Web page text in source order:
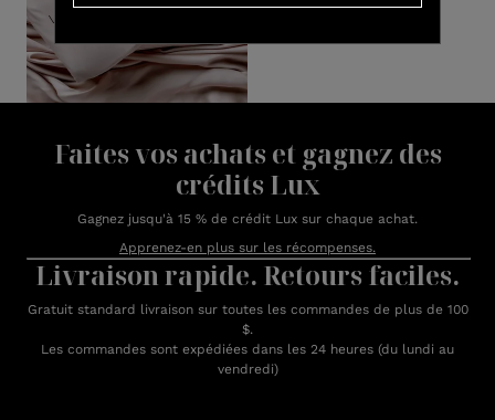
Faites vos achats et gagnez des
crédits Lux
Gagnez jusqu'à 15 % de crédit Lux sur chaque achat.
Apprenez-en plus sur les récompenses.
Livraison rapide. Retours faciles.
Gratuit standard livraison sur toutes les commandes de plus de 100
$.
Les commandes sont expédiées dans les 24 heures (du lundi au
vendredi)